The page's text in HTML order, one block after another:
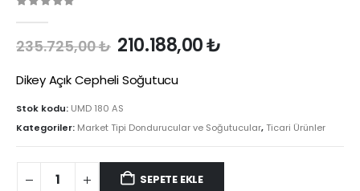
235.725,00₺ Orijinal
235.725,00 ₺.
210.188,00₺
Dikey Açık Cepheli Soğutucu
Stok kodu: UMD 180 AS
Kategoriler: Market Tipi Dondurucular ve Soğutucular,Ticari Ürünler
SEPETE EKLE